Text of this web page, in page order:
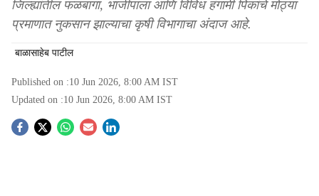
जिल्ह्यांतील फळबागा, भाजीपाला आणि विविध हंगामी पिकांचे मोठ्या
प्रमाणात नुकसान झाल्याचा कृषी विभागाचा अंदाज आहे.
बाळासाहेब पाटील
Published on :10 Jun 2026, 8:00 AM IST
Updated on :10 Jun 2026, 8:00 AM IST
S